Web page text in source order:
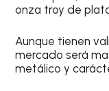
onza troy de
Aunque tienen
mercado será
metálico y